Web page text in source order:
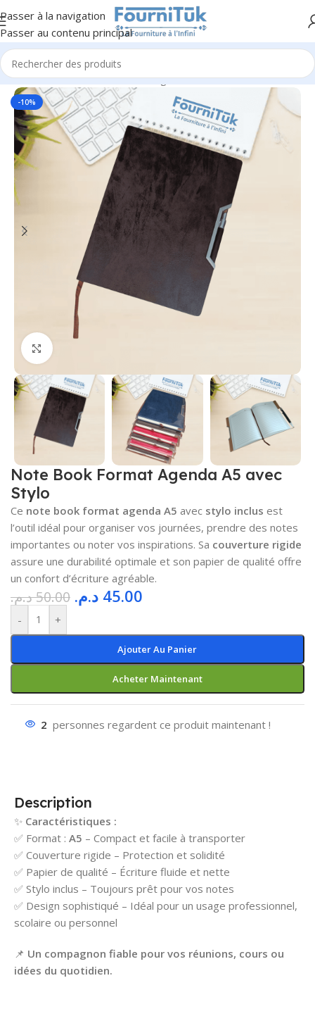
Passer à la navigation
Passer au contenu principal
Accueil/Fourniture de Bureau/Agendas & Notebook
-10%
Cliquez pour agrandir
Note Book Format Agenda A5 avec
Stylo
Ce note book format agenda A5 avec stylo inclus est
l’outil idéal pour organiser vos journées, prendre des notes
importantes ou noter vos inspirations. Sa couverture rigide
assure une durabilité optimale et son papier de qualité offre
un confort d’écriture agréable.
50.00د.م. 45.00 د.م.
- +
Ajouter Au Panier
Acheter Maintenant
2 personnes regardent ce produit maintenant !
Description
✨ Caractéristiques :
✅ Format : A5 – Compact et facile à transporter
✅ Couverture rigide – Protection et solidité
✅ Papier de qualité – Écriture fluide et nette
✅ Stylo inclus – Toujours prêt pour vos notes
✅ Design sophistiqué – Idéal pour un usage professionnel,
scolaire ou personnel
📌 Un compagnon fiable pour vos réunions, cours ou
idées du quotidien.